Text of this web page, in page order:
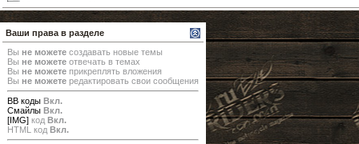
Ваши права в разделе
Вы не можете создавать новые темы
Вы не можете отвечать в темах
Вы не можете прикреплять вложения
Вы не можете редактировать свои сообщения
BB коды Вкл.
Смайлы Вкл.
[IMG] код Вкл.
HTML код Вкл.